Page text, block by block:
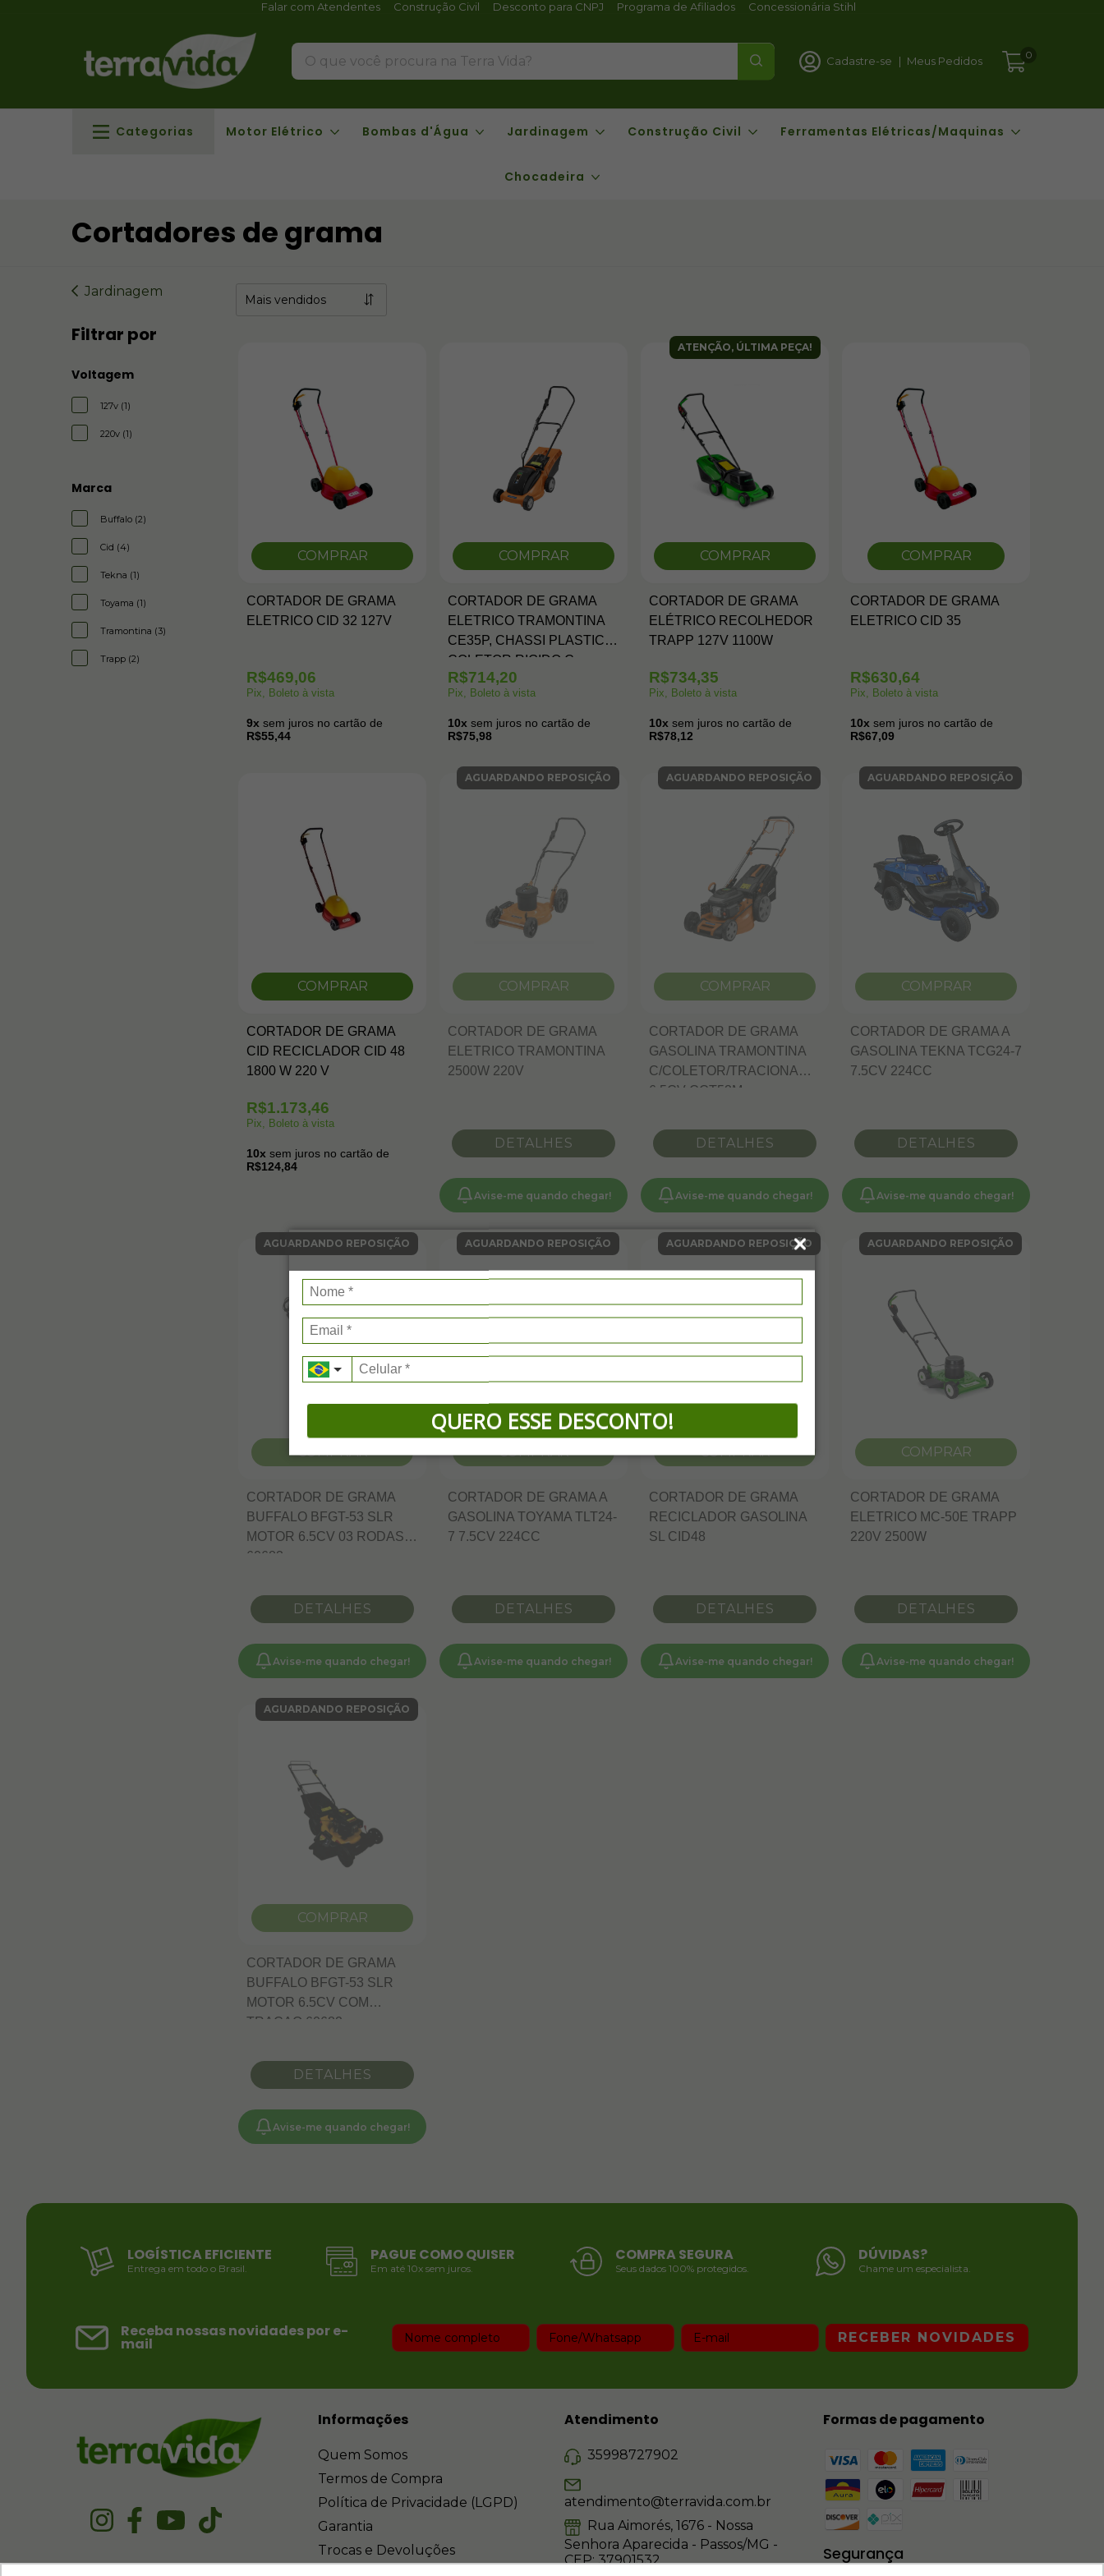
QUERO ESSE DESCONTO!
Falar com Atendentes Construção Civil Desconto para CNPJ Programa de Afiliados Concessionária Stihl
Cadastre-se | Meus Pedidos 0
Categorias Motor Elétrico Bombas d'Água Jardinagem Construção Civil Ferramentas Elétricas/Maquinas
Chocadeira
Cortadores de grama
Jardinagem
Filtrar por
Voltagem
127v (1)
220v (1)
Marca
Buffalo (2)
Cid (4)
Tekna (1)
Toyama (1)
Tramontina (3)
Trapp (2)
COMPRAR
CORTADOR DE GRAMA
ELETRICO CID 32 127V
R$469,06
Pix, Boleto à vista
9x sem juros no cartão de
R$55,44
COMPRAR
CORTADOR DE GRAMA
ELETRICO TRAMONTINA
CE35P, CHASSI PLASTICO,
COLETOR RIGIDO C
MOTOR 1300W 127V 60HZ
R$714,20
Pix, Boleto à vista
10x sem juros no cartão de
R$75,98
ATENÇÃO, ÚLTIMA PEÇA!
COMPRAR
CORTADOR DE GRAMA
ELÉTRICO RECOLHEDOR
TRAPP 127V 1100W
R$734,35
Pix, Boleto à vista
10x sem juros no cartão de
R$78,12
COMPRAR
CORTADOR DE GRAMA
ELETRICO CID 35
R$630,64
Pix, Boleto à vista
10x sem juros no cartão de
R$67,09
COMPRAR
CORTADOR DE GRAMA
CID RECICLADOR CID 48
1800 W 220 V
R$1.173,46
Pix, Boleto à vista
10x sem juros no cartão de
R$124,84
AGUARDANDO REPOSIÇÃO
COMPRAR
CORTADOR DE GRAMA
ELETRICO TRAMONTINA
2500W 220V
DETALHES
Avise-me quando chegar!
AGUARDANDO REPOSIÇÃO
COMPRAR
CORTADOR DE GRAMA
GASOLINA TRAMONTINA
C/COLETOR/TRACIONADO
6.5CV CCT53M
DETALHES
Avise-me quando chegar!
AGUARDANDO REPOSIÇÃO
COMPRAR
CORTADOR DE GRAMA A
GASOLINA TEKNA TCG24-7
7.5CV 224CC
DETALHES
Avise-me quando chegar!
AGUARDANDO REPOSIÇÃO
COMPRAR
CORTADOR DE GRAMA
BUFFALO BFGT-53 SLR
MOTOR 6.5CV 03 RODAS
60683
DETALHES
Avise-me quando chegar!
AGUARDANDO REPOSIÇÃO
COMPRAR
CORTADOR DE GRAMA A
GASOLINA TOYAMA TLT24-
7 7.5CV 224CC
DETALHES
Avise-me quando chegar!
AGUARDANDO REPOSIÇÃO
COMPRAR
CORTADOR DE GRAMA
RECICLADOR GASOLINA
SL CID48
DETALHES
Avise-me quando chegar!
AGUARDANDO REPOSIÇÃO
COMPRAR
CORTADOR DE GRAMA
ELETRICO MC-50E TRAPP
220V 2500W
DETALHES
Avise-me quando chegar!
AGUARDANDO REPOSIÇÃO
COMPRAR
CORTADOR DE GRAMA
BUFFALO BFGT-53 SLR
MOTOR 6.5CV COM
TRACAO 60682
DETALHES
Avise-me quando chegar!
LOGÍSTICA EFICIENTE
Entrega em todo o Brasil.
PAGUE COMO QUISER
Em até 10x sem juros.
COMPRA SEGURA
Seus dados 100% protegidos.
DÚVIDAS?
Chame um especialista.
Receba nossas novidades por e-
mail
Informações
Quem Somos
Termos de Compra
Política de Privacidade (LGPD)
Garantia
Trocas e Devoluções
Atendimento
35998727902
atendimento@terravida.com.br
Rua Aimorés, 1676 - Nossa
Senhora Aparecida - Passos/MG -
CEP: 37901532
Formas de pagamento
Segurança